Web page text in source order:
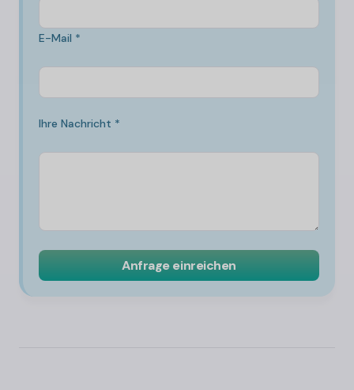
E-Mail *
Ihre Nachricht *